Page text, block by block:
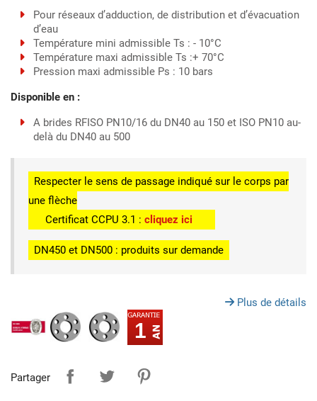
Pour réseaux d’adduction, de distribution et d’évacuation
d’eau
Température mini admissible Ts : - 10°C
Température maxi admissible Ts :+ 70°C
Pression maxi admissible Ps : 10 bars
Disponible en :
A brides RFISO PN10/16 du DN40 au 150 et ISO PN10 au-
delà du DN40 au 500
Respecter le sens de passage indiqué sur le corps par
une flèche
Certificat CCPU 3.1 : cliquez ici
DN450 et DN500 : produits sur demande
Plus de détails
1
Partager